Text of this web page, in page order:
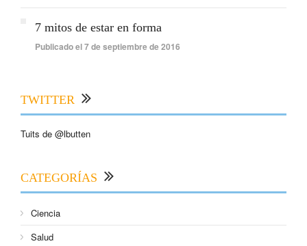
7 mitos de estar en forma
Publicado el 7 de septiembre de 2016
TWITTER
Tuits de @lbutten
CATEGORÍAS
Ciencia
Salud